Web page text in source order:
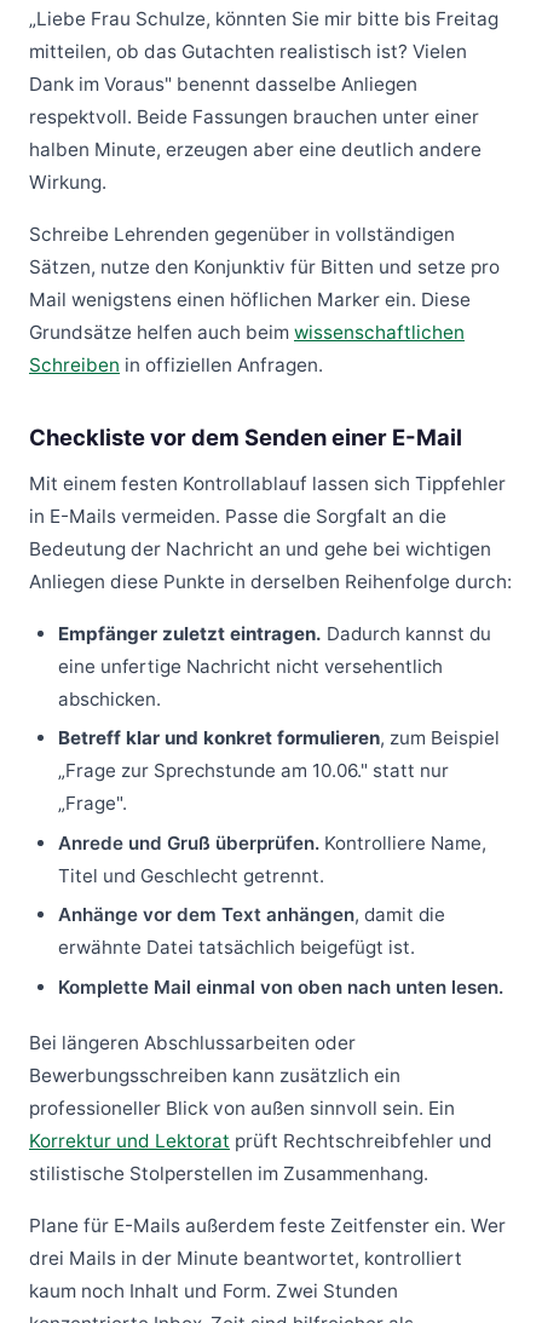
„Liebe Frau Schulze, könnten Sie mir bitte bis Freitag
mitteilen, ob das Gutachten realistisch ist? Vielen
Dank im Voraus" benennt dasselbe Anliegen
respektvoll. Beide Fassungen brauchen unter einer
halben Minute, erzeugen aber eine deutlich andere
Wirkung.
Schreibe Lehrenden gegenüber in vollständigen
Sätzen, nutze den Konjunktiv für Bitten und setze pro
Mail wenigstens einen höflichen Marker ein. Diese
Grundsätze helfen auch beim wissenschaftlichen
Schreiben in offiziellen Anfragen.
Checkliste vor dem Senden einer E-Mail
Mit einem festen Kontrollablauf lassen sich Tippfehler
in E-Mails vermeiden. Passe die Sorgfalt an die
Bedeutung der Nachricht an und gehe bei wichtigen
Anliegen diese Punkte in derselben Reihenfolge durch:
Empfänger zuletzt eintragen. Dadurch kannst du
eine unfertige Nachricht nicht versehentlich
abschicken.
Betreff klar und konkret formulieren, zum Beispiel
„Frage zur Sprechstunde am 10.06." statt nur
„Frage".
Anrede und Gruß überprüfen. Kontrolliere Name,
Titel und Geschlecht getrennt.
Anhänge vor dem Text anhängen, damit die
erwähnte Datei tatsächlich beigefügt ist.
Komplette Mail einmal von oben nach unten lesen.
Bei längeren Abschlussarbeiten oder
Bewerbungsschreiben kann zusätzlich ein
professioneller Blick von außen sinnvoll sein. Ein
Korrektur und Lektorat prüft Rechtschreibfehler und
stilistische Stolperstellen im Zusammenhang.
Plane für E-Mails außerdem feste Zeitfenster ein. Wer
drei Mails in der Minute beantwortet, kontrolliert
kaum noch Inhalt und Form. Zwei Stunden